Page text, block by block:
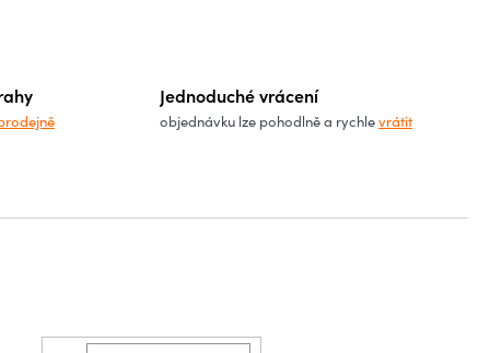
Jednoduché vrácení
objednávku lze pohodlně a rychlevrátit